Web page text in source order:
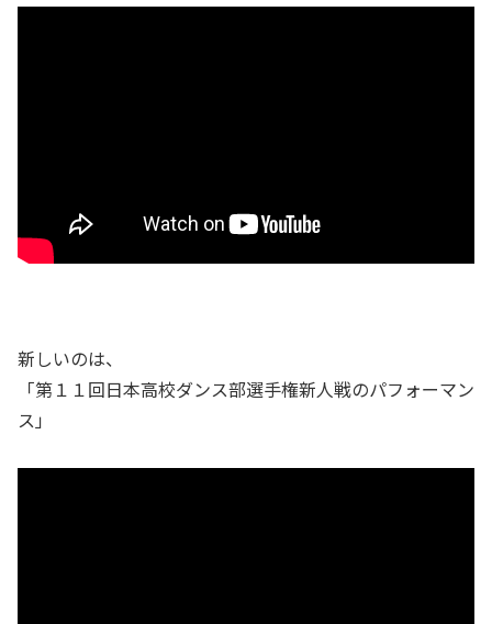
新しいのは、
「第１１回日本高校ダンス部選手権新人戦のパフォーマン
ス」